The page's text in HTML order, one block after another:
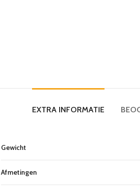
EXTRA INFORMATIE
Gewicht
Afmetingen